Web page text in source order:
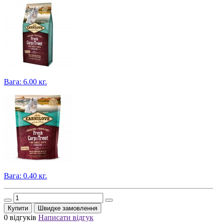
Вага: 6.00 кг.
Вага: 0.40 кг.
Купити Швидке замовлення
0 відгуків Написати відгук